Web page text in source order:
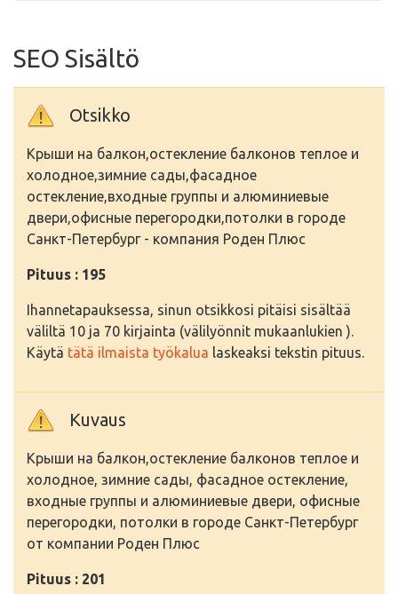
SEO Sisältö
Otsikko
Крыши на балкон,остекление балконов теплое и
холодное,зимние сады,фасадное
остекление,входные группы и алюминиевые
двери,офисные перегородки,потолки в городе
Санкт-Петербург - компания Роден Плюс
Pituus : 195
Ihannetapauksessa, sinun otsikkosi pitäisi sisältää
väliltä 10 ja 70 kirjainta (välilyönnit mukaanlukien ).
Käytä tätä ilmaista työkalua laskeaksi tekstin pituus.
Kuvaus
Крыши на балкон,остекление балконов теплое и
холодное, зимние сады, фасадное остекление,
входные группы и алюминиевые двери, офисные
перегородки, потолки в городе Санкт-Петербург
от компании Роден Плюс
Pituus : 201